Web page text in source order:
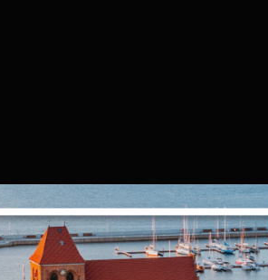
Możesz zmienić ustawienia
je wszystkie. W dowolnym